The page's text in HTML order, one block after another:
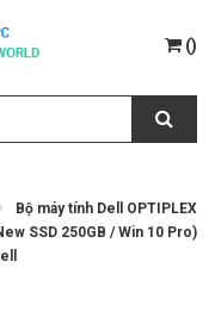
()
Bộ máy tính Dell OPTIPLEX
SSD 250GB / Win 10 Pro)